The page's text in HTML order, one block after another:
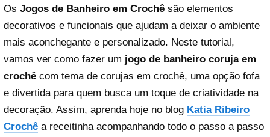
Os Jogos de Banheiro em Crochê são elementos
decorativos e funcionais que ajudam a deixar o ambiente
mais aconchegante e personalizado. Neste tutorial,
vamos ver como fazer um jogo de banheiro coruja em
crochê com tema de corujas em crochê, uma opção fofa
e divertida para quem busca um toque de criatividade na
decoração. Assim, aprenda hoje no blog Katia Ribeiro
Crochê a receitinha acompanhando todo o passo a passo